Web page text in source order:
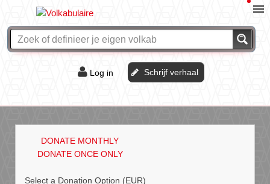
Log in Schrijf verhaal
DONATE MONTHLY
DONATE ONCE ONLY
Select a Donation Option (EUR)